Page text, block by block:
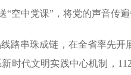
空中党课”，将党的声音传遍
路串珠成链，在全省率先
时代文明实践中心机制，